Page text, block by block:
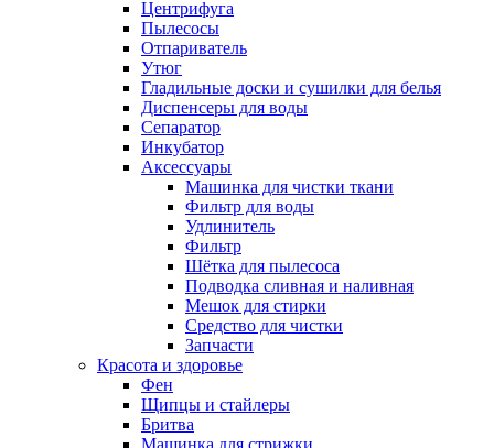
Центрифуга
Пылесосы
Отпариватель
Утюг
Гладильные доски и сушилки для белья
Диспенсеры для воды
Сепаратор
Инкубатор
Аксессуары
Машинка для чистки ткани
Фильтр для воды
Удлинитель
Фильтр
Шётка для пылесоса
Подводка сливная и наливная
Мешок для стирки
Средство для чистки
Запчасти
Красота и здоровье
Фен
Щипцы и стайлеры
Бритва
Машинка для стрижки